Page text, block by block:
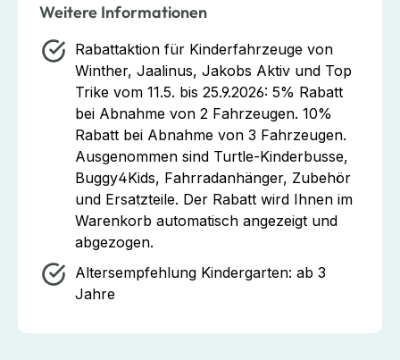
Weitere Informationen
Rabattaktion für Kinderfahrzeuge von
Winther, Jaalinus, Jakobs Aktiv und Top
Trike vom 11.5. bis 25.9.2026: 5% Rabatt
bei Abnahme von 2 Fahrzeugen. 10%
Rabatt bei Abnahme von 3 Fahrzeugen.
Ausgenommen sind Turtle-Kinderbusse,
Buggy4Kids, Fahrradanhänger, Zubehör
und Ersatzteile. Der Rabatt wird Ihnen im
Warenkorb automatisch angezeigt und
abgezogen.
Altersempfehlung Kindergarten: ab 3
Jahre